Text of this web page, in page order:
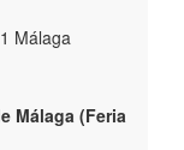
Málaga
Málaga (Feria